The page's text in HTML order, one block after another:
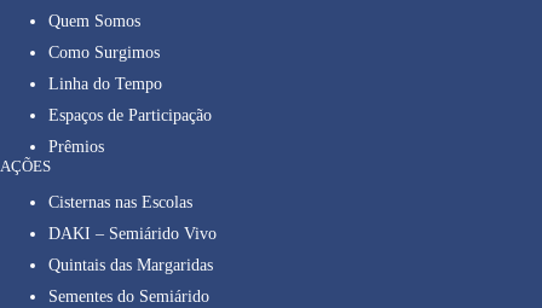
Quem Somos
Como Surgimos
Linha do Tempo
Espaços de Participação
Prêmios
AÇÕES
Cisternas nas Escolas
DAKI – Semiárido Vivo
Quintais das Margaridas
Sementes do Semiárido